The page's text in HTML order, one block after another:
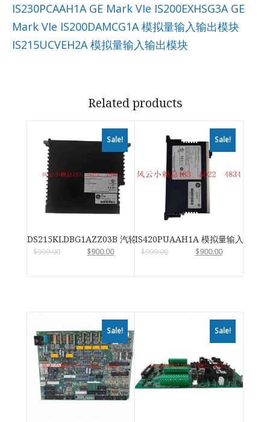
IS230PCAAH1A GE Mark VIe IS200EXHSG3A GE
Mark VIe IS200DAMCG1A 模拟量输入输出模块
IS215UCVEH2A 模拟量输入输出模块
Related products
Sale!
DS215KLDBG1AZZ03B 汽轮机系统卡件
$999.00 $900.00
Sale!
IS420PUAAH1A 模拟量输入输出
$999.00 $900.00
Sale! Sale!